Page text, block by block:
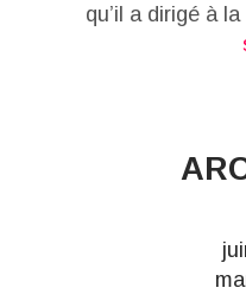
qu’il a dirigé à